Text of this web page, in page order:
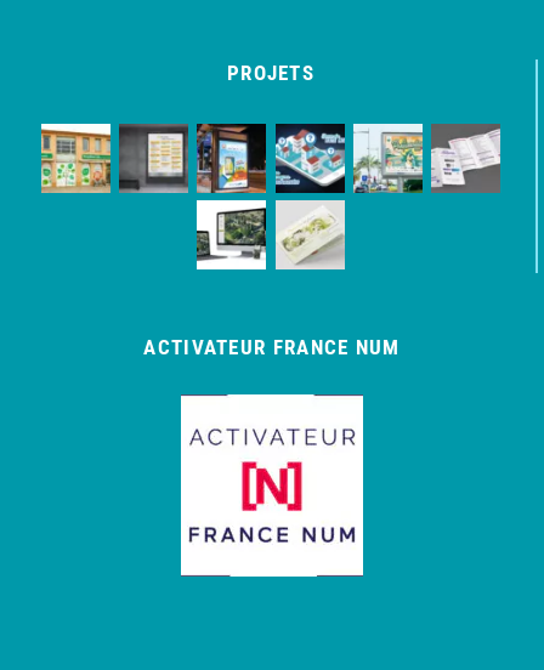
PROJETS
ACTIVATEUR FRANCE NUM